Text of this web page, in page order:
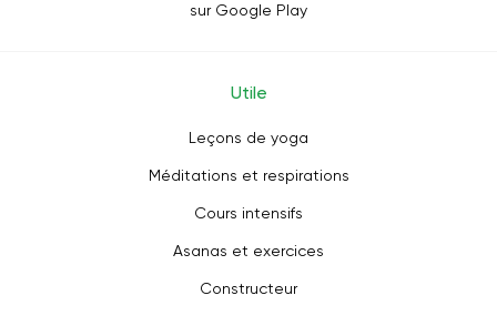
sur Google Play
Utile
Leçons de yoga
Méditations et respirations
Cours intensifs
Asanas et exercices
Constructeur